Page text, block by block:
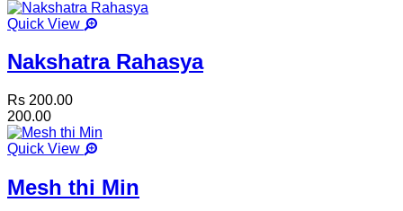
Quick View
Nakshatra Rahasya
Rs 200.00
200.00
Quick View
Mesh thi Min